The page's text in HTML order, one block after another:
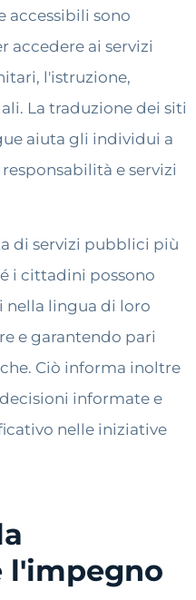
accessibili sono
accedere ai servizi
l'istruzione,
La traduzione dei siti
aiuta gli individui a
e servizi
di servizi pubblici più
i cittadini possono
nella lingua di loro
e garantendo pari
Ciò informa inoltre
informate e
nelle iniziative
l'impegno